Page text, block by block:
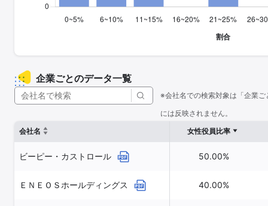
企業ごとのデータ一覧
※会社名での検索対象は「企業
には反映されません。
会社名
女性役員比率
ビーピー・カストロール 50.00%
ＥＮＥＯＳホールディングス 40.00%